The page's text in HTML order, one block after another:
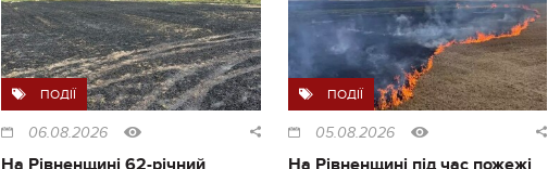
ПОДІЇ
06.08.2026
На Рівненщині 62-річний
ПОДІЇ
05.08.2026
На Рівненщині під час пожежі